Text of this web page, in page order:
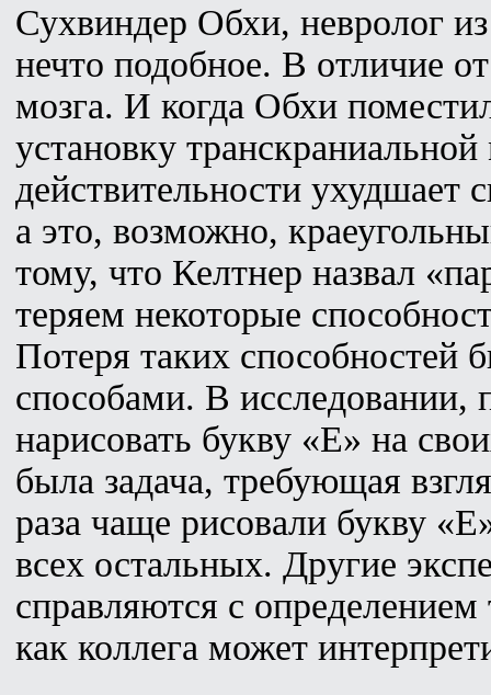
Сухвиндер Обхи, невролог
нечто подобное. В отличие
мозга. И когда Обхи
установку
действительности
а это, возможно,
тому, что Келтнер назвал
теряем некоторые
Потеря таких способностей
способами. В исследовании,
нарисовать букву «E» на
была задача, требующая
раза чаще рисовали букву
всех остальных. Другие
справляются с
как коллега может